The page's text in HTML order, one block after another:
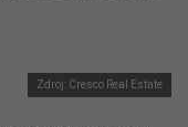
Zdroj: Cresco Real Estate